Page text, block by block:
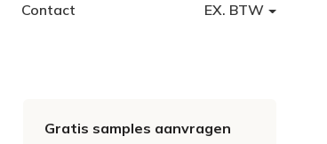
Contact EX. BTW
Gratis samples aanvragen